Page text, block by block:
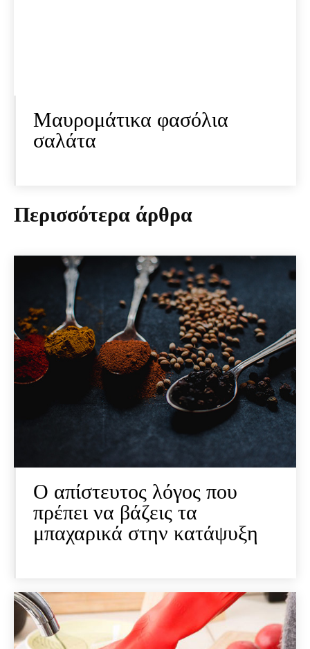
Μαυρομάτικα φασόλια
σαλάτα
Περισσότερα άρθρα
Ο απίστευτος λόγος που
πρέπει να βάζεις τα
μπαχαρικά στην κατάψυξη